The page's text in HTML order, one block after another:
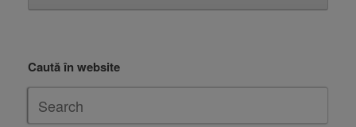
Caută în website